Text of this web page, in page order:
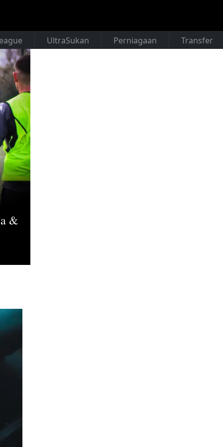
UltraSukan Perniagaan Transfer
&